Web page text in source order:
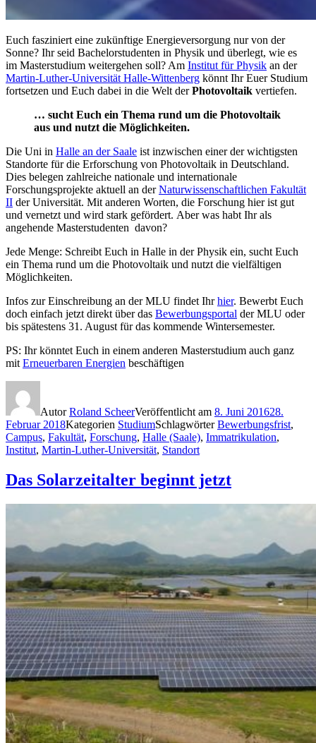
Euch fasziniert eine zukünftige Energieversorgung nur von der
Sonne? Ihr seid Bachelorstudenten in Physik und überlegt, wie es
im Masterstudium weitergehen soll? Am Institut für Physik an der
Martin-Luther-Universität Halle-Wittenberg könnt Ihr Euer Studium
fortsetzen und Euch dabei in die Welt derPhotovoltaik vertiefen.
… sucht Euch ein Thema rund um die Photovoltaik
aus und nutzt die Möglichkeiten.
Die Uni in Halle an der Saale ist inzwischen einer der wichtigsten
Standorte für die Erforschung von Photovoltaik in Deutschland.
Dies belegen zahlreiche nationale und internationale
Forschungsprojekte aktuell an derNaturwissenschaftlichen Fakultät
II der Universität. Mit anderen Worten, die Forschung hier ist gut
und vernetzt und wird stark gefördert. Aber was habt Ihr als
angehende Masterstudenten davon?
Jede Menge: Schreibt Euch in Halle in der Physik ein, sucht Euch
ein Thema rund um die Photovoltaik und nutzt die vielfältigen
Möglichkeiten.
Infos zur Einschreibung an der MLU findet Ihrhier. Bewerbt Euch
doch einfach jetzt direkt über das Bewerbungsportal der MLU oder
bis spätestens 31. August für das kommende Wintersemester.
PS: Ihr könntet Euch in einem anderen Masterstudium auch ganz
mit Erneuerbaren Energien beschäftigen
AutorRoland ScheerVeröffentlicht am 8. Juni 201628.
Februar 2018Kategorien StudiumSchlagwörterBewerbungsfrist,
Campus, Fakultät, Forschung, Halle (Saale), Immatrikulation,
Institut, Martin-Luther-Universität, Standort
Das Solarzeitalter beginnt jetzt